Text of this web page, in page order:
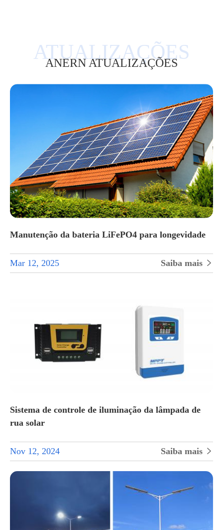
ANERN ATUALIZAÇÕES
Manutenção da bateria LiFePO4 para longevidade
Mar 12, 2025 Saiba mais 
Sistema de controle de iluminação da lâmpada de
rua solar
Nov 12, 2024 Saiba mais 